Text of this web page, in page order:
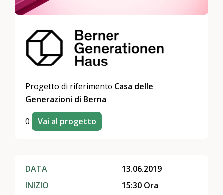
Progetto di riferimento Casa delle
Generazioni di Berna
0 Vai al progetto
DATA
INIZIO
13.06.2019
15:30 Ora